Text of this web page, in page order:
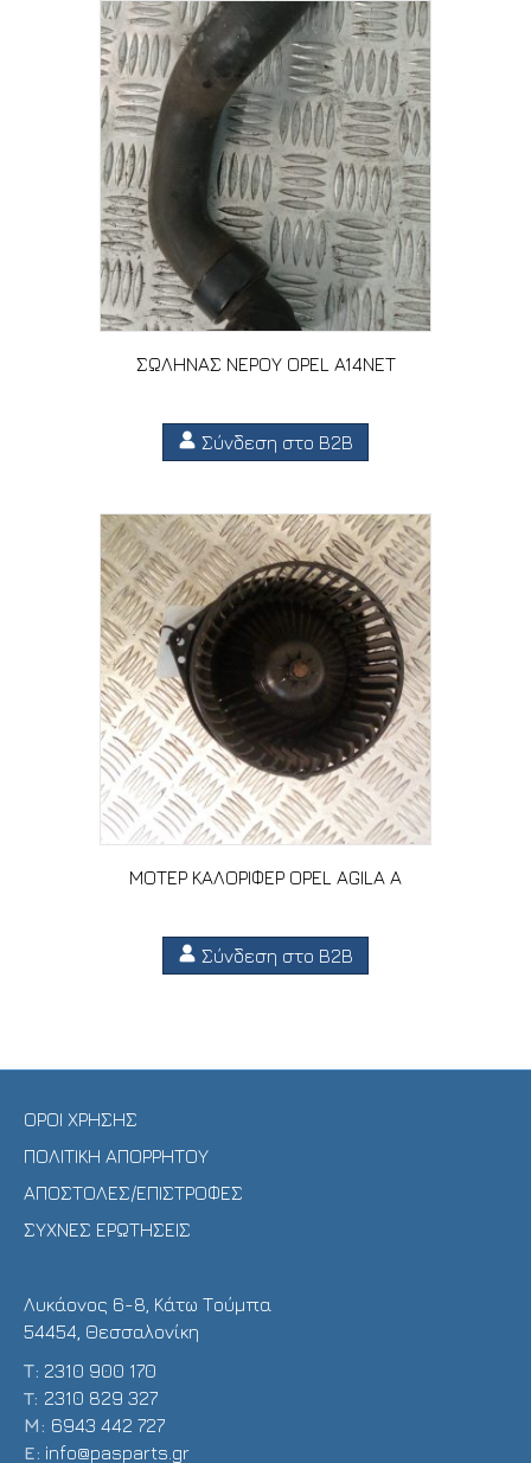
ΣΩΛΗΝΑΣ ΝΕΡΟΥ OPEL A14NET
Σύνδεση στο B2B
ΜΟΤΕΡ ΚΑΛΟΡΙΦΕΡ OPEL AGILA A
Σύνδεση στο B2B
ΟΡΟΙ ΧΡΗΣΗΣ
ΠΟΛΙΤΙΚΗ ΑΠΟΡΡΗΤΟΥ
ΑΠΟΣΤΟΛΕΣ/ΕΠΙΣΤΡΟΦΕΣ
ΣΥΧΝΕΣ ΕΡΩΤΗΣΕΙΣ
Λυκάονος 6-8, Κάτω Τούμπα
54454, Θεσσαλονίκη
Τ: 2310 900 170
T: 2310 829 327
Μ: 6943 442 727
E: info@pasparts.gr